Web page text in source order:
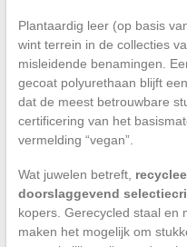
Plantaardig leer (op basis
wint terrein in de collecties
misleidende benamingen.
gecoat polyurethaan blijft
dat de meest betrouwbare
certificering van het
vermelding “vegan”.
Wat juwelen betreft,
doorslaggevend
kopers. Gerecycled staal en
maken het mogelijk om